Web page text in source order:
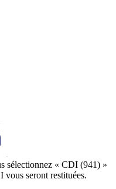
sélectionnez « CDI (941) »
vous seront restituées.